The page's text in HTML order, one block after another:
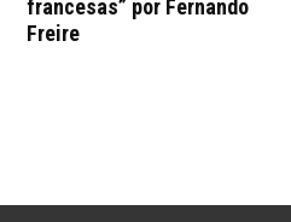
francesas” por Fernando
Freire